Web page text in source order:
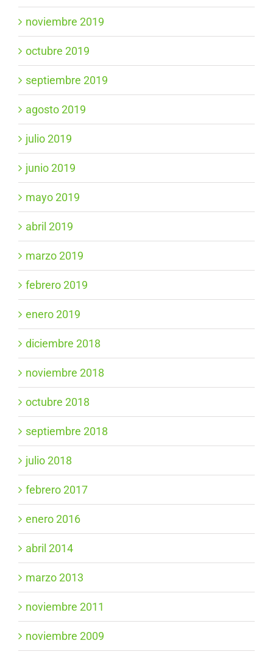
noviembre 2019
octubre 2019
septiembre 2019
agosto 2019
julio 2019
junio 2019
mayo 2019
abril 2019
marzo 2019
febrero 2019
enero 2019
diciembre 2018
noviembre 2018
octubre 2018
septiembre 2018
julio 2018
febrero 2017
enero 2016
abril 2014
marzo 2013
noviembre 2011
noviembre 2009